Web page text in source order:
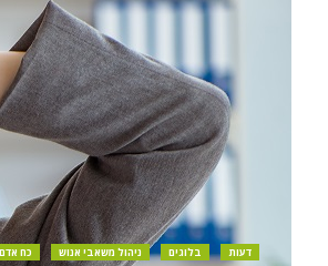
דעות בלוגים ניהול משאבי אנוש כח אדם